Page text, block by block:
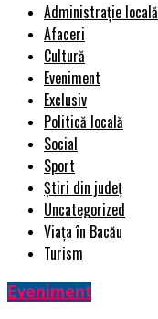
Administrație locală
Afaceri
Cultură
Eveniment
Exclusiv
Politică locală
Social
Sport
Știri din județ
Uncategorized
Viața în Bacău
Turism
Eveniment